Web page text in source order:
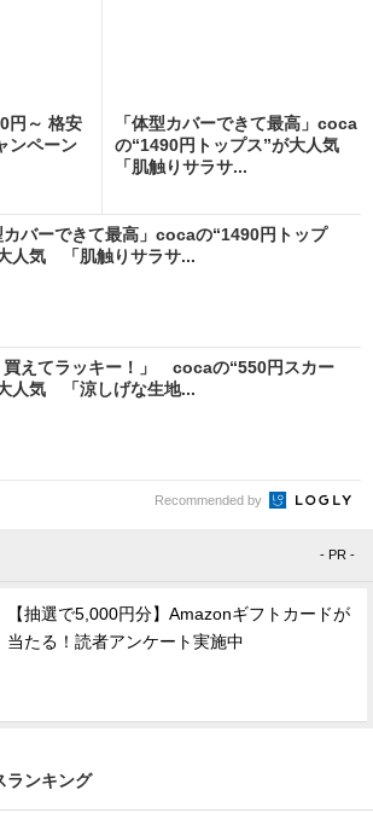
円～ 格安
ンペーン
「体型カバーできて最高」coca
の“1490円トップス”が大人気
「肌触りサラサ...
カバーできて最高」cocaの“1490円トップ
人気 「肌触りサラサ...
買えてラッキー！」 cocaの“550円スカー
人気 「涼しげな生地...
Recommended by
- PR -
【抽選で5,000円分】Amazonギフトカードが
当たる！読者アンケート実施中
ランキング